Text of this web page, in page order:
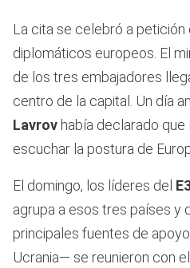
La cita se celebró a petición
diplomáticos europeos. El
de los tres embajadores
centro de la capital. Un día
Lavrov había declarado que
escuchar la postura de
El domingo, los líderes del
agrupa a esos tres países y
principales fuentes de
Ucrania— se reunieron con